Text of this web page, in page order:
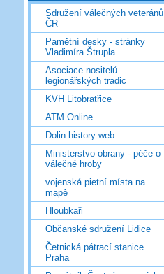
Sdružení válečných veteránů
ČR
Pamětní desky - stránky
Vladimíra Štrupla
Asociace nositelů
legionářských tradic
KVH Litobratřice
ATM Online
Dolin history web
Ministerstvo obrany - péče o
válečné hroby
vojenská pietní místa na
mapě
Hloubkaři
Občanské sdružení Lidice
Četnická pátrací stanice
Praha